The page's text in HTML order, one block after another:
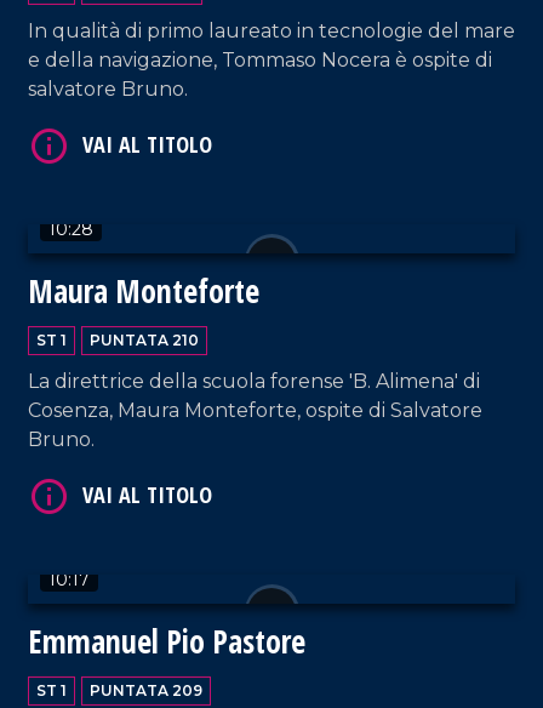
In qualità di primo laureato in tecnologie del mare
e della navigazione, Tommaso Nocera è ospite di
salvatore Bruno.
10:28
Maura Monteforte
ST 1 PUNTATA 210
La direttrice della scuola forense 'B. Alimena' di
Cosenza, Maura Monteforte, ospite di Salvatore
Bruno.
10:17
Emmanuel Pio Pastore
ST 1 PUNTATA 209
VAI AL TITOLO